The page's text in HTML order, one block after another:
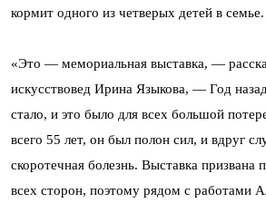
кормит одного из четверых детей в семье.
«Это — мемориальная выставка, —
искусствовед Ирина Языкова, — Год
стало, и это было для всех большой
всего 55 лет, он был полон сил, и вдруг
скоротечная болезнь. Выставка призвана
всех сторон, поэтому рядом с работами